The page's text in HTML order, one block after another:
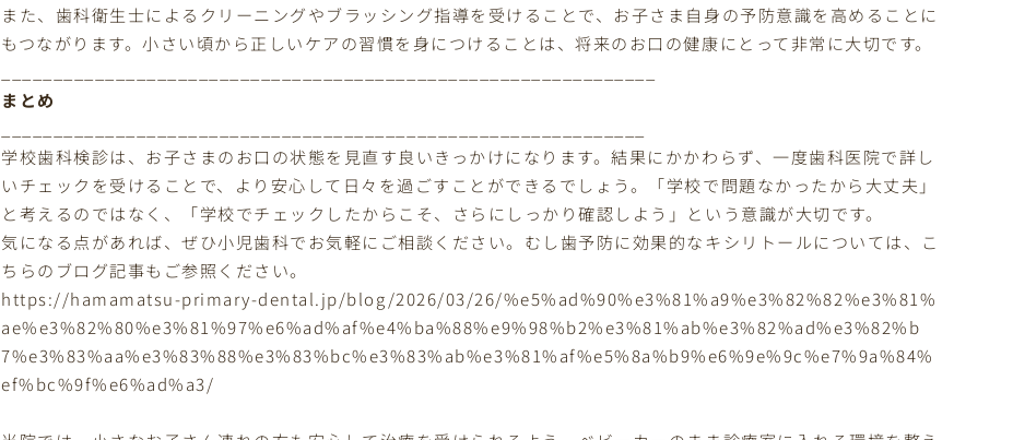
また、歯科衛生士によるクリーニングやブラッシング指導を受けることで、お子さま自身の予防意識を高めることに
もつながります。小さい頃から正しいケアの習慣を身につけることは、将来のお口の健康にとって非常に大切です。
まとめ
学校歯科検診は、お子さまのお口の状態を見直す良いきっかけになります。結果にかかわらず、一度歯科医院で詳し
いチェックを受けることで、より安心して日々を過ごすことができるでしょう。「学校で問題なかったから大丈夫」
と考えるのではなく、「学校でチェックしたからこそ、さらにしっかり確認しよう」という意識が大切です。
気になる点があれば、ぜひ小児歯科でお気軽にご相談ください。むし歯予防に効果的なキシリトールについては、こ
ちらのブログ記事もご参照ください。
https://hamamatsu-primary-dental.jp/blog/2026/03/26/%e5%ad%90%e3%81%a9%e3%82%82%e3%81%
ae%e3%82%80%e3%81%97%e6%ad%af%e4%ba%88%e9%98%b2%e3%81%ab%e3%82%ad%e3%82%b
7%e3%83%aa%e3%83%88%e3%83%bc%e3%83%ab%e3%81%af%e5%8a%b9%e6%9e%9c%e7%9a%84%
ef%bc%9f%e6%ad%a3/